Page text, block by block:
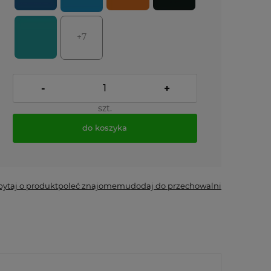
+7
- +
szt.
do koszyka
o produktpoleć znajomemudodaj do przechowalni